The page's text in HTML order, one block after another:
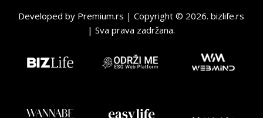
Developed by Premium.rs | Copyright © 2026.bizlife.rs
| Sva prava zadržana.